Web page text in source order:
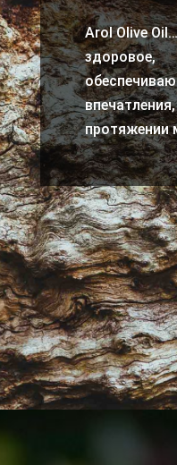
Arol Olive
здоровое,
протяжении